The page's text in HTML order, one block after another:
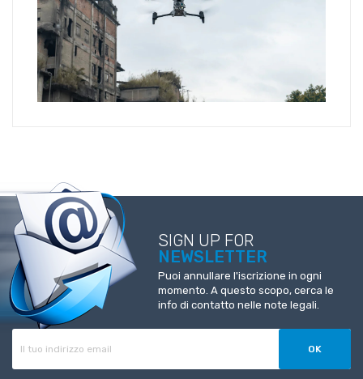
SIGN UP FOR
NEWSLETTER
Puoi annullare l'iscrizione in ogni
momento. A questo scopo, cerca le
info di contatto nelle note legali.